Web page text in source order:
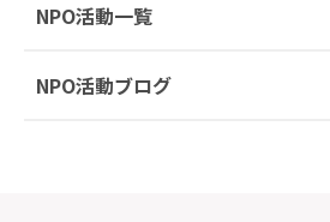
NPO活動一覧
NPO活動ブログ